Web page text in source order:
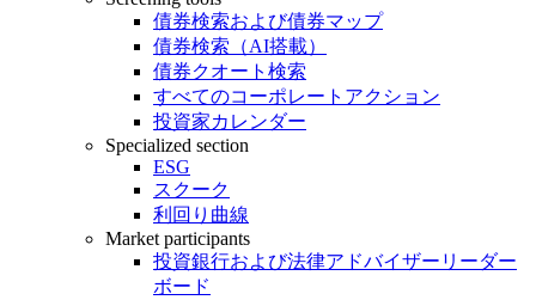
債券検索および債券マップ
債券検索（AI搭載）
債券クオート検索
すべてのコーポレートアクション
投資家カレンダー
Specialized section
ESG
スクーク
利回り曲線
Market participants
投資銀行および法律アドバイザーリーダー
ボード